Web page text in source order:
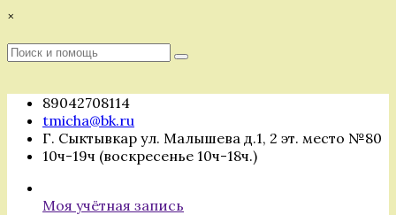
Перейти
содержимому
×
Поиск
Поиск
89042708114
tmicha@bk.ru
Г. Сыктывкар ул. Малышева д.1, 2 эт. место №80
10ч-19ч (воскресенье 10ч-18ч.)
Моя учётная запись